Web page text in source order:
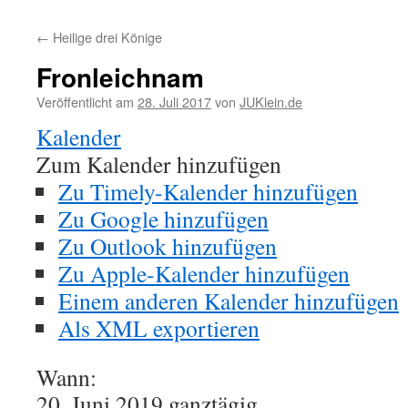
← Heilige drei Könige
Fronleichnam
Veröffentlicht am 28. Juli 2017von JUKlein.de
Kalender
Zum Kalender hinzufügen
Zu Timely-Kalender hinzufügen
Zu Google hinzufügen
Zu Outlook hinzufügen
Zu Apple-Kalender hinzufügen
Einem anderen Kalender hinzufügen
Als XML exportieren
Wann: